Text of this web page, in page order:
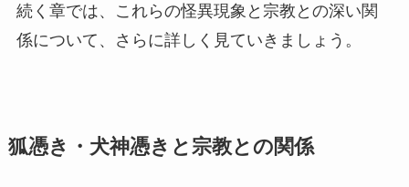
続く章では、これらの怪異現象と宗教との深い関
係について、さらに詳しく見ていきましょう。
狐憑き・犬神憑きと宗教との関係